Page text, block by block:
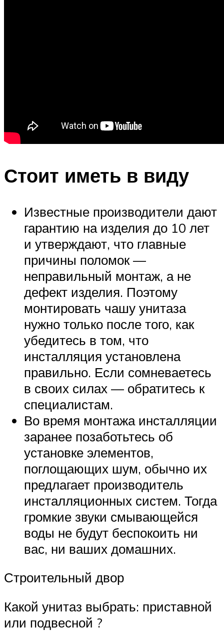
Стоит иметь в виду
Известные производители дают
гарантию на изделия до 10 лет
и утверждают, что главные
причины поломок —
неправильный монтаж, а не
дефект изделия. Поэтому
монтировать чашу унитаза
нужно только после того, как
убедитесь в том, что
инсталляция установлена
правильно. Если сомневаетесь
в своих силах — обратитесь к
специалистам.
Во время монтажа инсталляции
заранее позаботьтесь об
установке элементов,
поглощающих шум, обычно их
предлагает производитель
инсталляционных систем. Тогда
громкие звуки смывающейся
воды не будут беспокоить ни
вас, ни ваших домашних.
Строительный двор
Какой унитаз выбрать: приставной
или подвесной ?